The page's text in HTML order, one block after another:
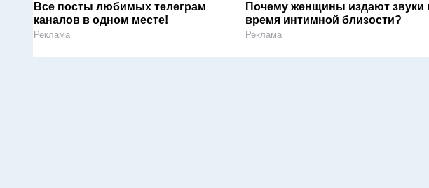
Все посты любимых телеграм
каналов в одном месте!
Реклама
Почему женщины издают звуки
время интимной близости?
Реклама